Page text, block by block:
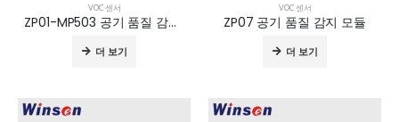
VOC 센서
ZP01-MP503 공기 품질 감지 모듈
더 보기
VOC 센서
ZP07 공기 품질 감지 모듈
더 보기